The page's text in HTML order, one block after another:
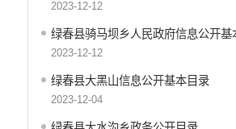
养老服务
生态环境
产品质量
2023-12-12
绿春县骑马坝乡人民政府信息公开基
2023-12-12
绿春县大黑山信息公开基本目录
2023-12-04